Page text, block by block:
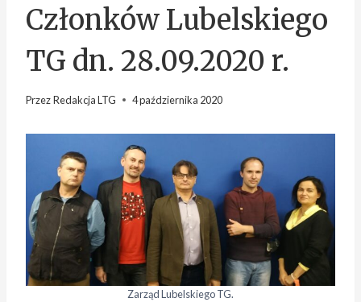
Członków Lubelskiego
TG dn. 28.09.2020 r.
PrzezRedakcja LTG 4 października 2020
Zarząd Lubelskiego TG.